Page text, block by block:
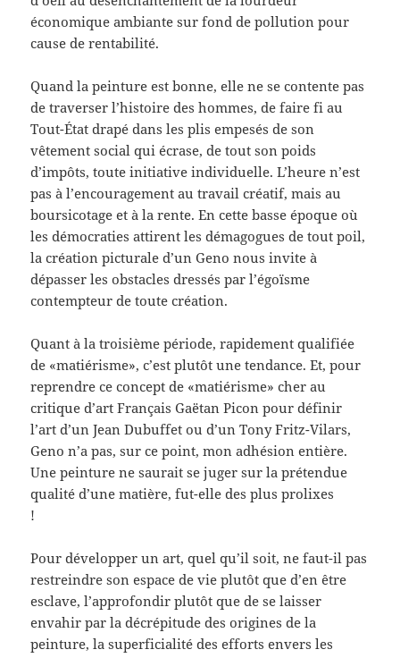
économique ambiante sur fond de pollution pour
cause de rentabilité.
Quand la peinture est bonne, elle ne se contente pas
de traverser l’histoire des hommes, de faire fi au
Tout-État drapé dans les plis empesés de son
vêtement social qui écrase, de tout son poids
d’impôts, toute initiative individuelle. L’heure n’est
pas à l’encouragement au travail créatif, mais au
boursicotage et à la rente. En cette basse époque où
les démocraties attirent les démagogues de tout poil,
la création picturale d’un Geno nous invite à
dépasser les obstacles dressés par l’égoïsme
contempteur de toute création.
Quant à la troisième période, rapidement qualifiée
de «matiérisme», c’est plutôt une tendance. Et, pour
reprendre ce concept de «matiérisme» cher au
critique d’art Français Gaëtan Picon pour définir
l’art d’un Jean Dubuffet ou d’un Tony Fritz-Vilars,
Geno n’a pas, sur ce point, mon adhésion entière.
Une peinture ne saurait se juger sur la prétendue
qualité d’une matière, fut-elle des plus prolixes
!
Pour développer un art, quel qu’il soit, ne faut-il pas
restreindre son espace de vie plutôt que d’en être
esclave, l’approfondir plutôt que de se laisser
envahir par la décrépitude des origines de la
peinture, la superficialité des efforts envers les